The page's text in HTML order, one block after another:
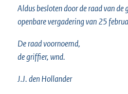
Aldus besloten door de raad van de
openbare vergadering van 25
De raad voornoemd,
de griffier, wnd.
J.J. den Hollander